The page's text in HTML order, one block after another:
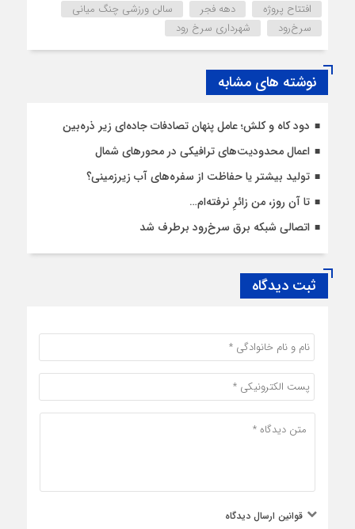
افتتاح پروژه دهه فجر
سالن ورزشی چنگ میانی
سرخ‌رود
شهرداری سرخ رود
نوشته های مشابه
دود کاه و کلش؛ عامل پنهان تصادفات جاده‌ای زیر ذره‌بین
اعمال محدودیت‌‌های ترافیکی در محورهای شمال
تولید بیشتر یا حفاظت از سفره‌های آب زیرزمینی؟
تا آن روز، من زائرِ نرفته‌ام…
اتصالی شبکه برق سرخ‌رود برطرف شد
ثبت دیدگاه
قوانین ارسال دیدگاه